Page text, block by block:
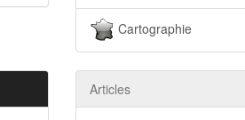
Cartographie
Articles